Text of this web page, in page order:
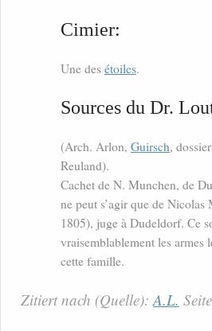
Cimier:
Une des étoiles.
Sources du Dr.
(Arch. Arlon, Guirsch,
Reuland).
Cachet de N. Munchen, de
ne peut s’agir que de
1805), juge à Dudeldorf. Ce
vraisemblablement les armes
cette famille.
Zitiert nach (Quelle):A.L.